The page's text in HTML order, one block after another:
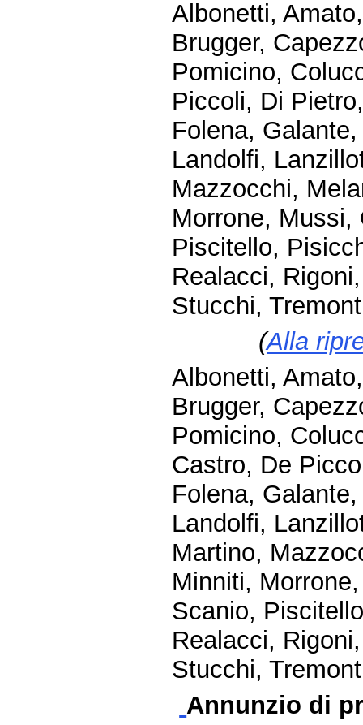
Albonetti,
Brugger,
Pomicino,
Piccoli, Di
Folena,
Landolfi,
Mazzocchi,
Morrone,
Piscitello,
Realacci,
Stucchi,
(Alla
Albonetti,
Brugger,
Pomicino,
Castro, De
Folena,
Landolfi,
Martino,
Minniti,
Scanio,
Realacci,
Stucchi,
Annunzio di